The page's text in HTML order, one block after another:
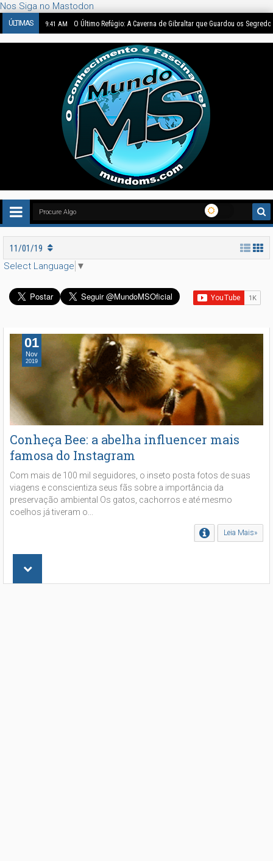
Nos Siga no Mastodon
ÚLTIMAS 9:41 AM O Último Refúgio: A Caverna de Gibraltar que Guardou os
11/01/19
Select Language ▼
Conheça Bee: a abelha influencer mais
famosa do Instagram
Com mais de 100 mil seguidores, o inseto posta fotos de suas
viagens e conscientiza seus fãs sobre a importância da
preservação ambiental Os gatos, cachorros e até mesmo
coelhos já tiveram o...
Leia Mais»
01
Nov
2019